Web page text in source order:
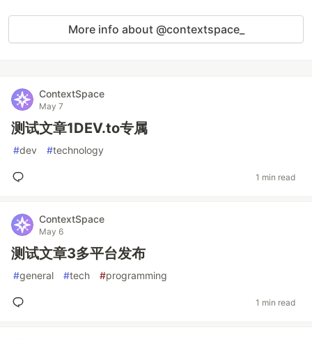
More info about @contextspace_
ContextSpace
May 7
测试文章1DEV.to专属
#dev #technology
1 min read
ContextSpace
May 6
测试文章3多平台发布
#general #tech #programming
1 min read